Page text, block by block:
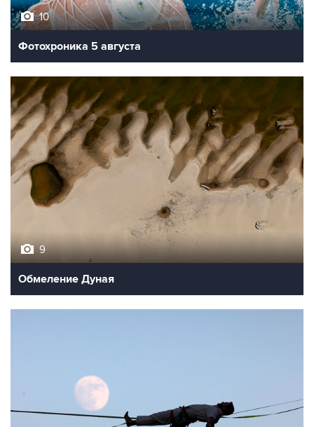
10
Фотохроника 5 августа
9
Обмеление Дуная